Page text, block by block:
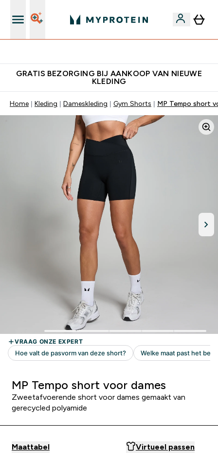
GRATIS BEZORGING BIJ AANKOOP VAN NIEUWE
KLEDING
Home Kleding Dameskleding Gym Shorts MP Tempo short
MP Tempo short voor dames
Zweetafvoerende short voor dames gemaakt van
gerecycled polyamide
Maattabel Virtueel passen